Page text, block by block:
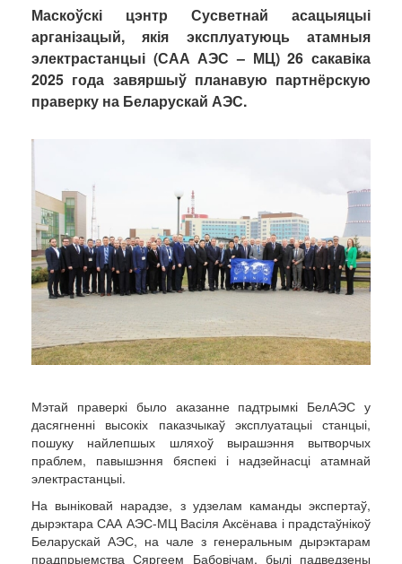
Маскоўскі цэнтр Сусветнай асацыяцыі
арганізацый, якія эксплуатуюць атамныя
электрастанцыі (САА АЭС – МЦ) 26 сакавіка
2025 года завяршыў планавую партнёрскую
праверку на Беларускай АЭС.
Мэтай праверкі было аказанне падтрымкі БелАЭС у
дасягненні высокіх паказчыкаў эксплуатацыі станцыі,
пошуку найлепшых шляхоў вырашэння вытворчых
праблем, павышэння бяспекі і надзейнасці атамнай
электрастанцыі.
На выніковай нарадзе, з удзелам каманды экспертаў,
дырэктара САА АЭС-МЦ Васіля Аксёнава і прадстаўнікоў
Беларускай АЭС, на чале з генеральным дырэктарам
прадпрыемства Сяргеем Бабовічам, былі падведзены